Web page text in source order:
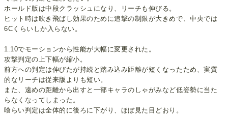
ホールド版は中段クラッシュになり、リーチも伸びる。
ヒット時は吹き飛ばし効果のために追撃の制限が大きめで、中央では
6Cくらいしか入らない。
1.10でモーションから性能が大幅に変更された。
攻撃判定の上下幅が縮小。
前方への判定は伸びたが持続と踏み込み距離が短くなったため、実質
的なリーチは従来版よりも短い。
また、遠めの距離から出すと一部キャラのしゃがみなど低姿勢に当た
らなくなってしまった。
喰らい判定は全体的に後ろに下がり、ほぼ見た目どおり。